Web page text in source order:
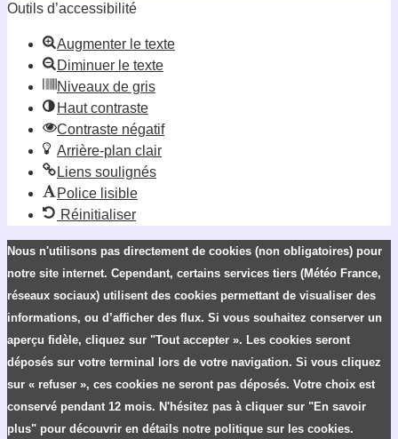
Outils d’accessibilité
Augmenter le texte
Diminuer le texte
Niveaux de gris
Haut contraste
Contraste négatif
Arrière-plan clair
Liens soulignés
Police lisible
Réinitialiser
Nous n'utilisons pas directement de cookies (non obligatoires) pour
notre site internet. Cependant, certains services tiers (Météo France,
réseaux sociaux) utilisent des cookies permettant de visualiser des
informations, ou d’afficher des flux. Si vous souhaitez conserver un
aperçu fidèle, cliquez sur "Tout accepter ». Les cookies seront
déposés sur votre terminal lors de votre navigation. Si vous cliquez
sur « refuser », ces cookies ne seront pas déposés. Votre choix est
conservé pendant 12 mois. N'hésitez pas à cliquer sur "En savoir
plus" pour découvrir en détails notre politique sur les cookies.